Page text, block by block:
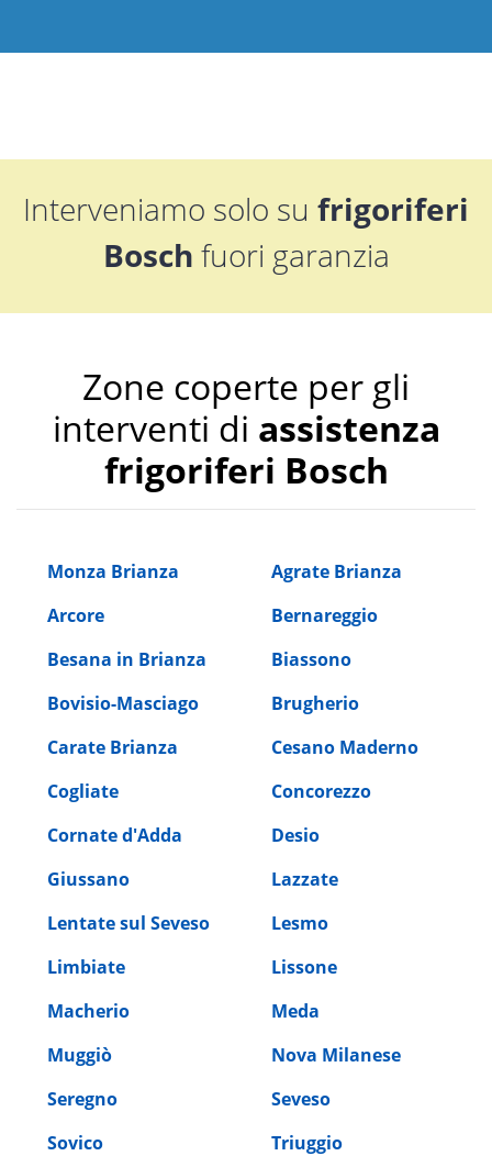
Interveniamo solo su frigoriferi
Bosch fuori garanzia
Zone coperte per gli
interventi di assistenza
frigoriferi Bosch
Monza Brianza
Agrate Brianza
Arcore
Bernareggio
Besana in Brianza
Biassono
Bovisio-Masciago
Brugherio
Carate Brianza
Cesano Maderno
Cogliate
Concorezzo
Cornate d'Adda
Desio
Giussano
Lazzate
Lentate sul Seveso
Lesmo
Limbiate
Lissone
Macherio
Meda
Muggiò
Nova Milanese
Seregno
Seveso
Sovico
Triuggio